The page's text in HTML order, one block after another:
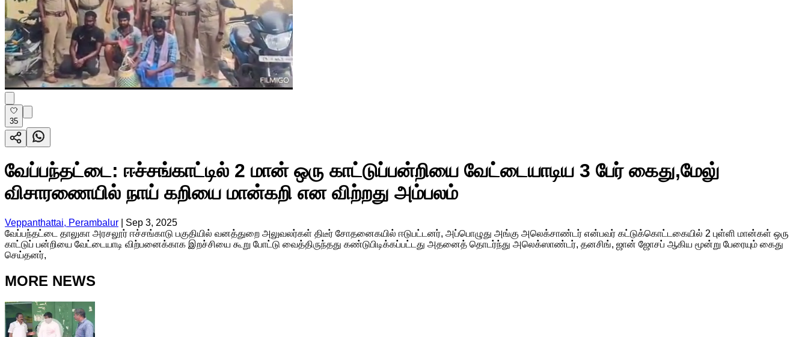
35
வேப்பந்தட்டை: ஈச்சங்காட்டில் 2 மான் ஒரு காட்டுப்பன்றியை வேட்டையாடிய 3 பேர் கைது,மேலு்
விசாரணையில் நாய் கறியை மான்கறி என விற்றது அம்பலம்
Veppanthattai, Perambalur
Sep 3, 2025
வேப்பந்தட்டை தாலுகா அரசலூர் ஈச்சங்காடு பகுதியில் வனத்துறை அலுவலர்கள் திடீர் சோதனைகயில் ஈடுபட்டனர், அப்பொழுது அங்கு அலெக்சாண்டர் என்பவர் கட்டுக்கொட்டகையில் 2 புள்ளி மான்கள் ஒரு
காட்டுப் பன்றியை வேட்டையாடி விற்பனைக்காக இறச்சியை கூறு போட்டு வைத்திருந்தது கண்டுபிடிக்கப்பட்டது அதனைத் தொடர்ந்து அலெக்ஸாண்டர், தனசிங், ஜான் ஜோசப் ஆகிய மூன்று பேரையும் கைது
செய்தனர்,
MORE NEWS